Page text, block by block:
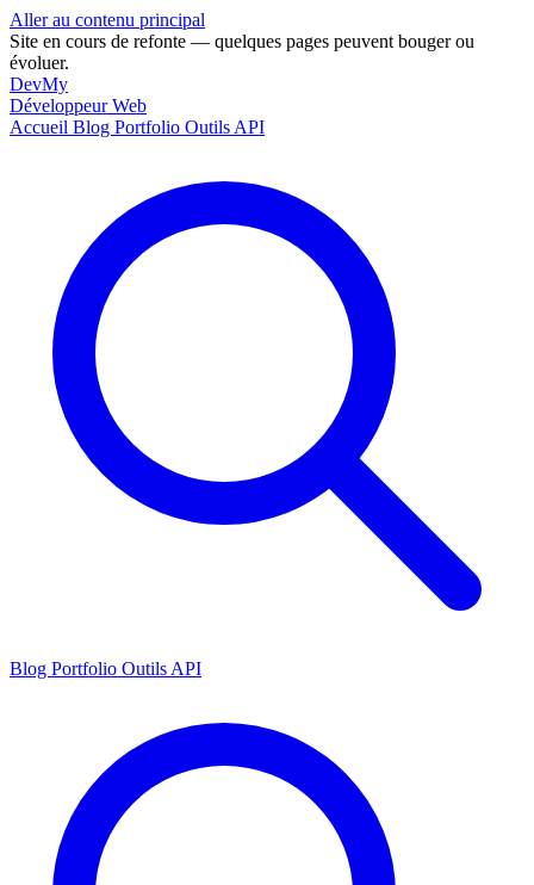
Aller au contenu principal
Site en cours de refonte — quelques pages peuvent bouger ou
évoluer.
DevMy
Développeur Web
Accueil Blog Portfolio Outils API
Blog Portfolio Outils API